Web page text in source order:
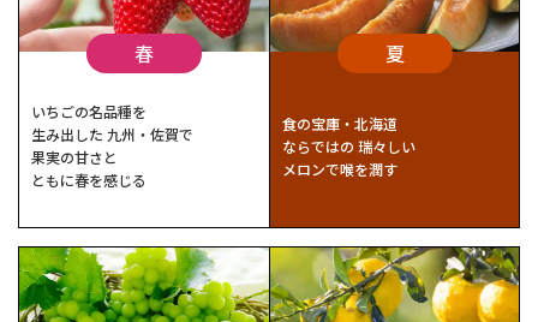
春
いちごの名品種を
生み出した 九州・佐賀で
果実の甘さと
ともに春を感じる
夏
食の宝庫・北海道
ならではの 瑞々しい
メロンで喉を潤す